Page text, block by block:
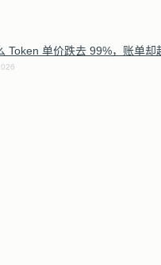
Token 单价跌去 99%，账单却